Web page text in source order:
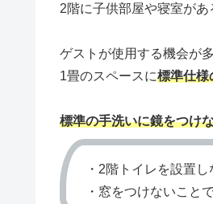
2階に子供部屋や寝室があ
ゲストが使用する機会が
1畳のスペースに標準仕様
標準の手洗いに鏡をつけ
・2階トイレを設置
・窓をつけないこと